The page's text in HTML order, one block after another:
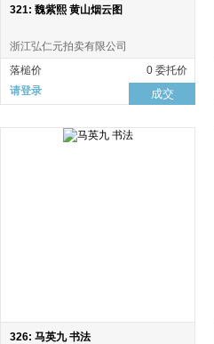
321: 魏紫熙 黄山烟云图
浙江弘仁元拍卖有限公司
落槌价
0 委托价
请登录
成交
326: 马英九 书法